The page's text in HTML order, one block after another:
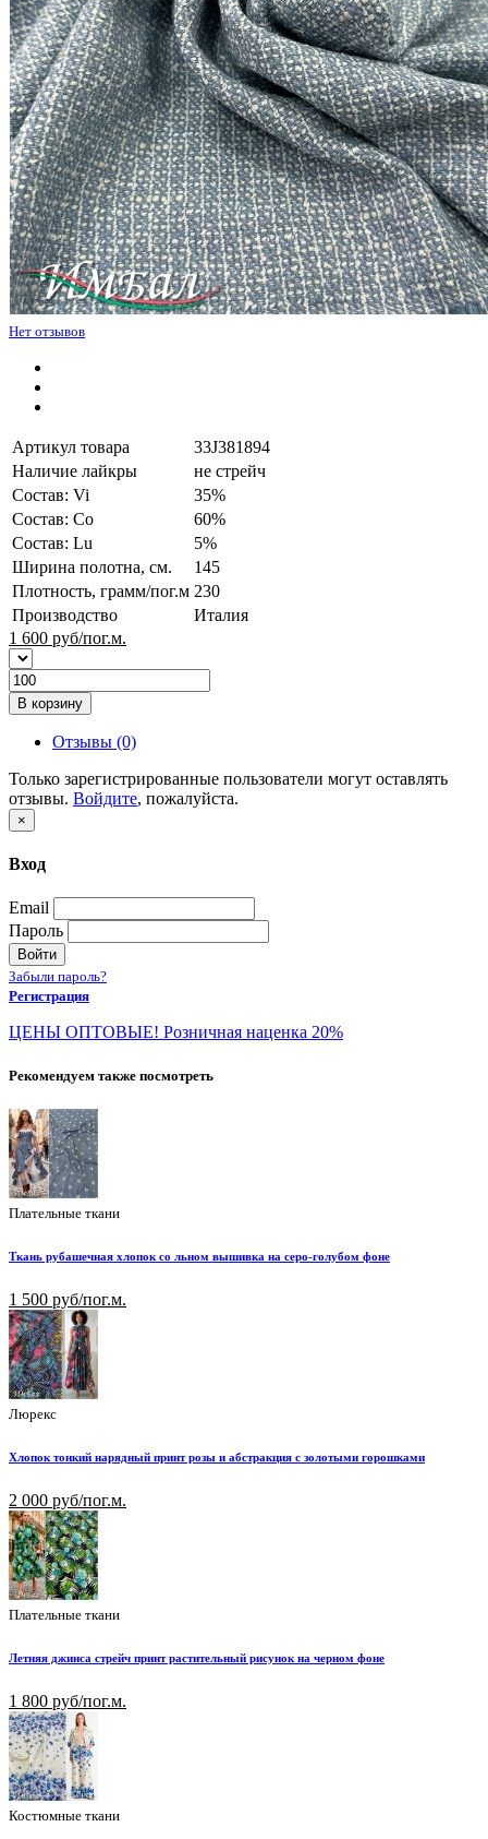
Нет отзывов
Артикул товара
33J381894
Наличие лайкры
не стрейч
Состав: Vi
35%
Состав: Co
60%
Состав: Lu
5%
Ширина полотна, см.
145
Плотность, грамм/пог.м 230
Производство
Италия
1 600 руб/пог.м.
В корзину
Отзывы (0)
Только зарегистрированные пользователи могут оставлять
отзывы. Войдите, пожалуйста.
×
Вход
Email
Пароль
Войти
Забыли пароль?
Регистрация
ЦЕНЫ ОПТОВЫЕ! Розничная наценка 20%
Рекомендуем также посмотреть
Плательные ткани
Ткань рубашечная хлопок со льном вышивка на серо-голубом фоне
1 500 руб/пог.м.
Люрекс
Хлопок тонкий нарядный принт розы и абстракция с золотыми горошками
2 000 руб/пог.м.
Плательные ткани
Летняя джинса стрейч принт растительный рисунок на черном фоне
1 800 руб/пог.м.
Костюмные ткани